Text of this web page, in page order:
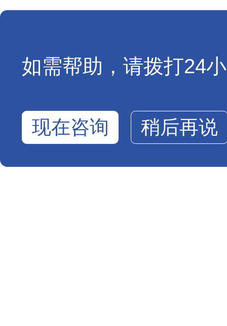
如需帮助，请拨打24
现在咨询 稍后再说